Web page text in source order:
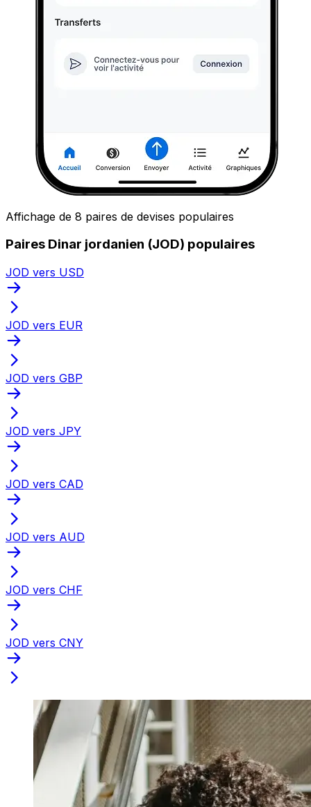
Affichage de 8 paires de devises populaires
Paires Dinar jordanien (JOD) populaires
JOD vers USD
JOD vers EUR
JOD vers GBP
JOD vers JPY
JOD vers CAD
JOD vers AUD
JOD vers CHF
JOD vers CNY